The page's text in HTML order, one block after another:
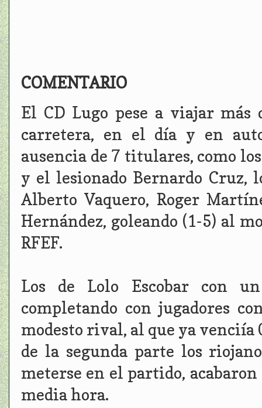
COMENTARIO
El CD Lugo pese a viajar
carretera, en el día y en
ausencia de 7 titulares, como
y el lesionado Bernardo Cruz,
Alberto Vaquero, Roger
Hernández, goleando (1-5) al
RFEF.
Los de Lolo Escobar con
completando con jugadores
modesto rival, al que ya venciía
de la segunda parte los
meterse en el partido,
media hora.